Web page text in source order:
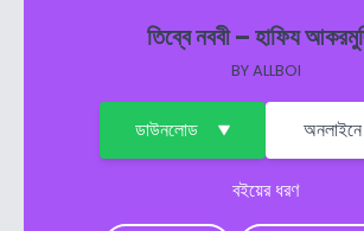
তিব্বে নববী – হাফিয
BYALLBOI
ডাউনলোড
বইয়ের ধরণ